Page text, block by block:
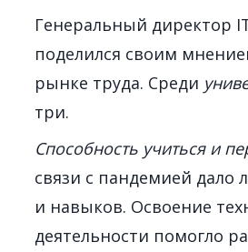
Генеральный директор
поделился своим
рынке труда. Среди
три.
Способность учиться и
связи с пандемией
и навыков. Освоение
деятельности помогло